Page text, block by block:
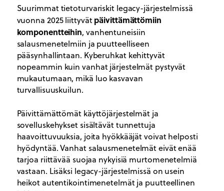
Suurimmat tietoturvariskit legacy-järjestelmissä
vuonna 2025 liittyvätpäivittämättömiin
komponentteihin, vanhentuneisiin
salausmenetelmiin ja puutteelliseen
pääsynhallintaan. Kyberuhkat kehittyvät
nopeammin kuin vanhat järjestelmät pystyvät
mukautumaan, mikä luo kasvavan
turvallisuuskuilun.
Päivittämättömät käyttöjärjestelmät ja
sovelluskehykset sisältävät tunnettuja
haavoittuvuuksia, joita hyökkääjät voivat helposti
hyödyntää. Vanhat salausmenetelmät eivät enää
tarjoa riittävää suojaa nykyisiä murtomenetelmiä
vastaan. Lisäksi legacy-järjestelmissä on usein
heikot autentikointimenetelmät ja puutteellinen